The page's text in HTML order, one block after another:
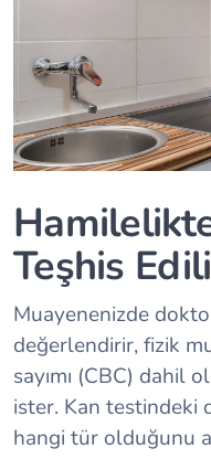
Teşhis
Muayenenizde
değerlendirir, fizik
sayımı (CBC) dahil
ister. Kan testindeki
hangi tür olduğunu